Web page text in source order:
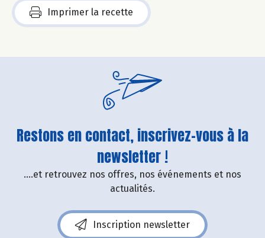
Imprimer la recette
Restons en contact, inscrivez-vous à la
newsletter !
....et retrouvez nos offres, nos événements et nos
actualités.
Inscription newsletter